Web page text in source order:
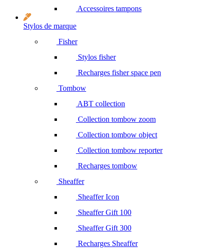
Accessoires tampons
Stylos de marque
Fisher
Stylos fisher
Recharges fisher space pen
Tombow
ABT collection
Collection tombow zoom
Collection tombow object
Collection tombow reporter
Recharges tombow
Sheaffer
Sheaffer Icon
Sheaffer Gift 100
Sheaffer Gift 300
Recharges Sheaffer